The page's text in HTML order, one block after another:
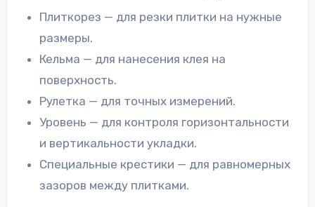
Плиткорез — для резки плитки на нужные
размеры.
Кельма — для нанесения клея на
поверхность.
Рулетка — для точных измерений.
Уровень — для контроля горизонтальности
и вертикальности укладки.
Специальные крестики — для равномерных
зазоров между плитками.